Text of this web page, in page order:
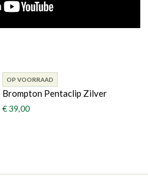
OP VOORRAAD
Brompton Pentaclip Zilver
€ 39,00